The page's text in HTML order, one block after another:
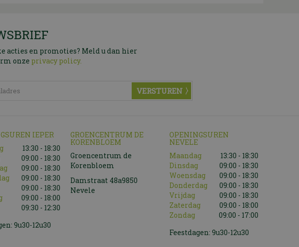
acties en promoties? Meld u dan hier
onze privacy policy.
IEPER
13:30 - 18:30
09:00 - 18:30
09:00 - 18:30
09:00 - 18:30
09:00 - 18:30
09:00 - 18:00
09:30 - 12:30
9u30-12u30
GROENCENTRUM DE
KORENBLOEM
Groencentrum de
Korenbloem
Damstraat 48a9850
Nevele
OPENINGSUREN
NEVELE
Maandag
13:30 - 18:30
Dinsdag
09:00 - 18:30
Woensdag
09:00 - 18:30
Donderdag
09:00 - 18:30
Vrijdag
09:00 - 18:30
Zaterdag
09:00 - 18:00
Zondag
09:00 - 17:00
Feestdagen: 9u30-12u30